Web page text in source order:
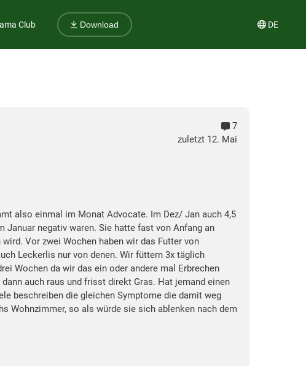
Club Download DE
7
zuletzt 12. Mai
also einmal im Monat Advocate. Im Dez/ Jan auch 4,5
negativ waren. Sie hatte fast von Anfang an
Vor zwei Wochen haben wir das Futter von
Leckerlis nur von denen. Wir füttern 3x täglich
Wochen da wir das ein oder andere mal Erbrechen
auch raus und frisst direkt Gras. Hat jemand einen
beschreiben die gleichen Symptome die damit weg
Wohnzimmer, so als würde sie sich ablenken nach dem